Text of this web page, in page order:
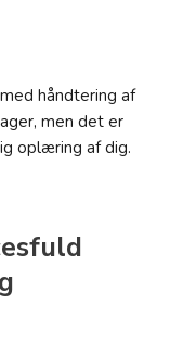
håndtering af
men det er
oplæring af dig.